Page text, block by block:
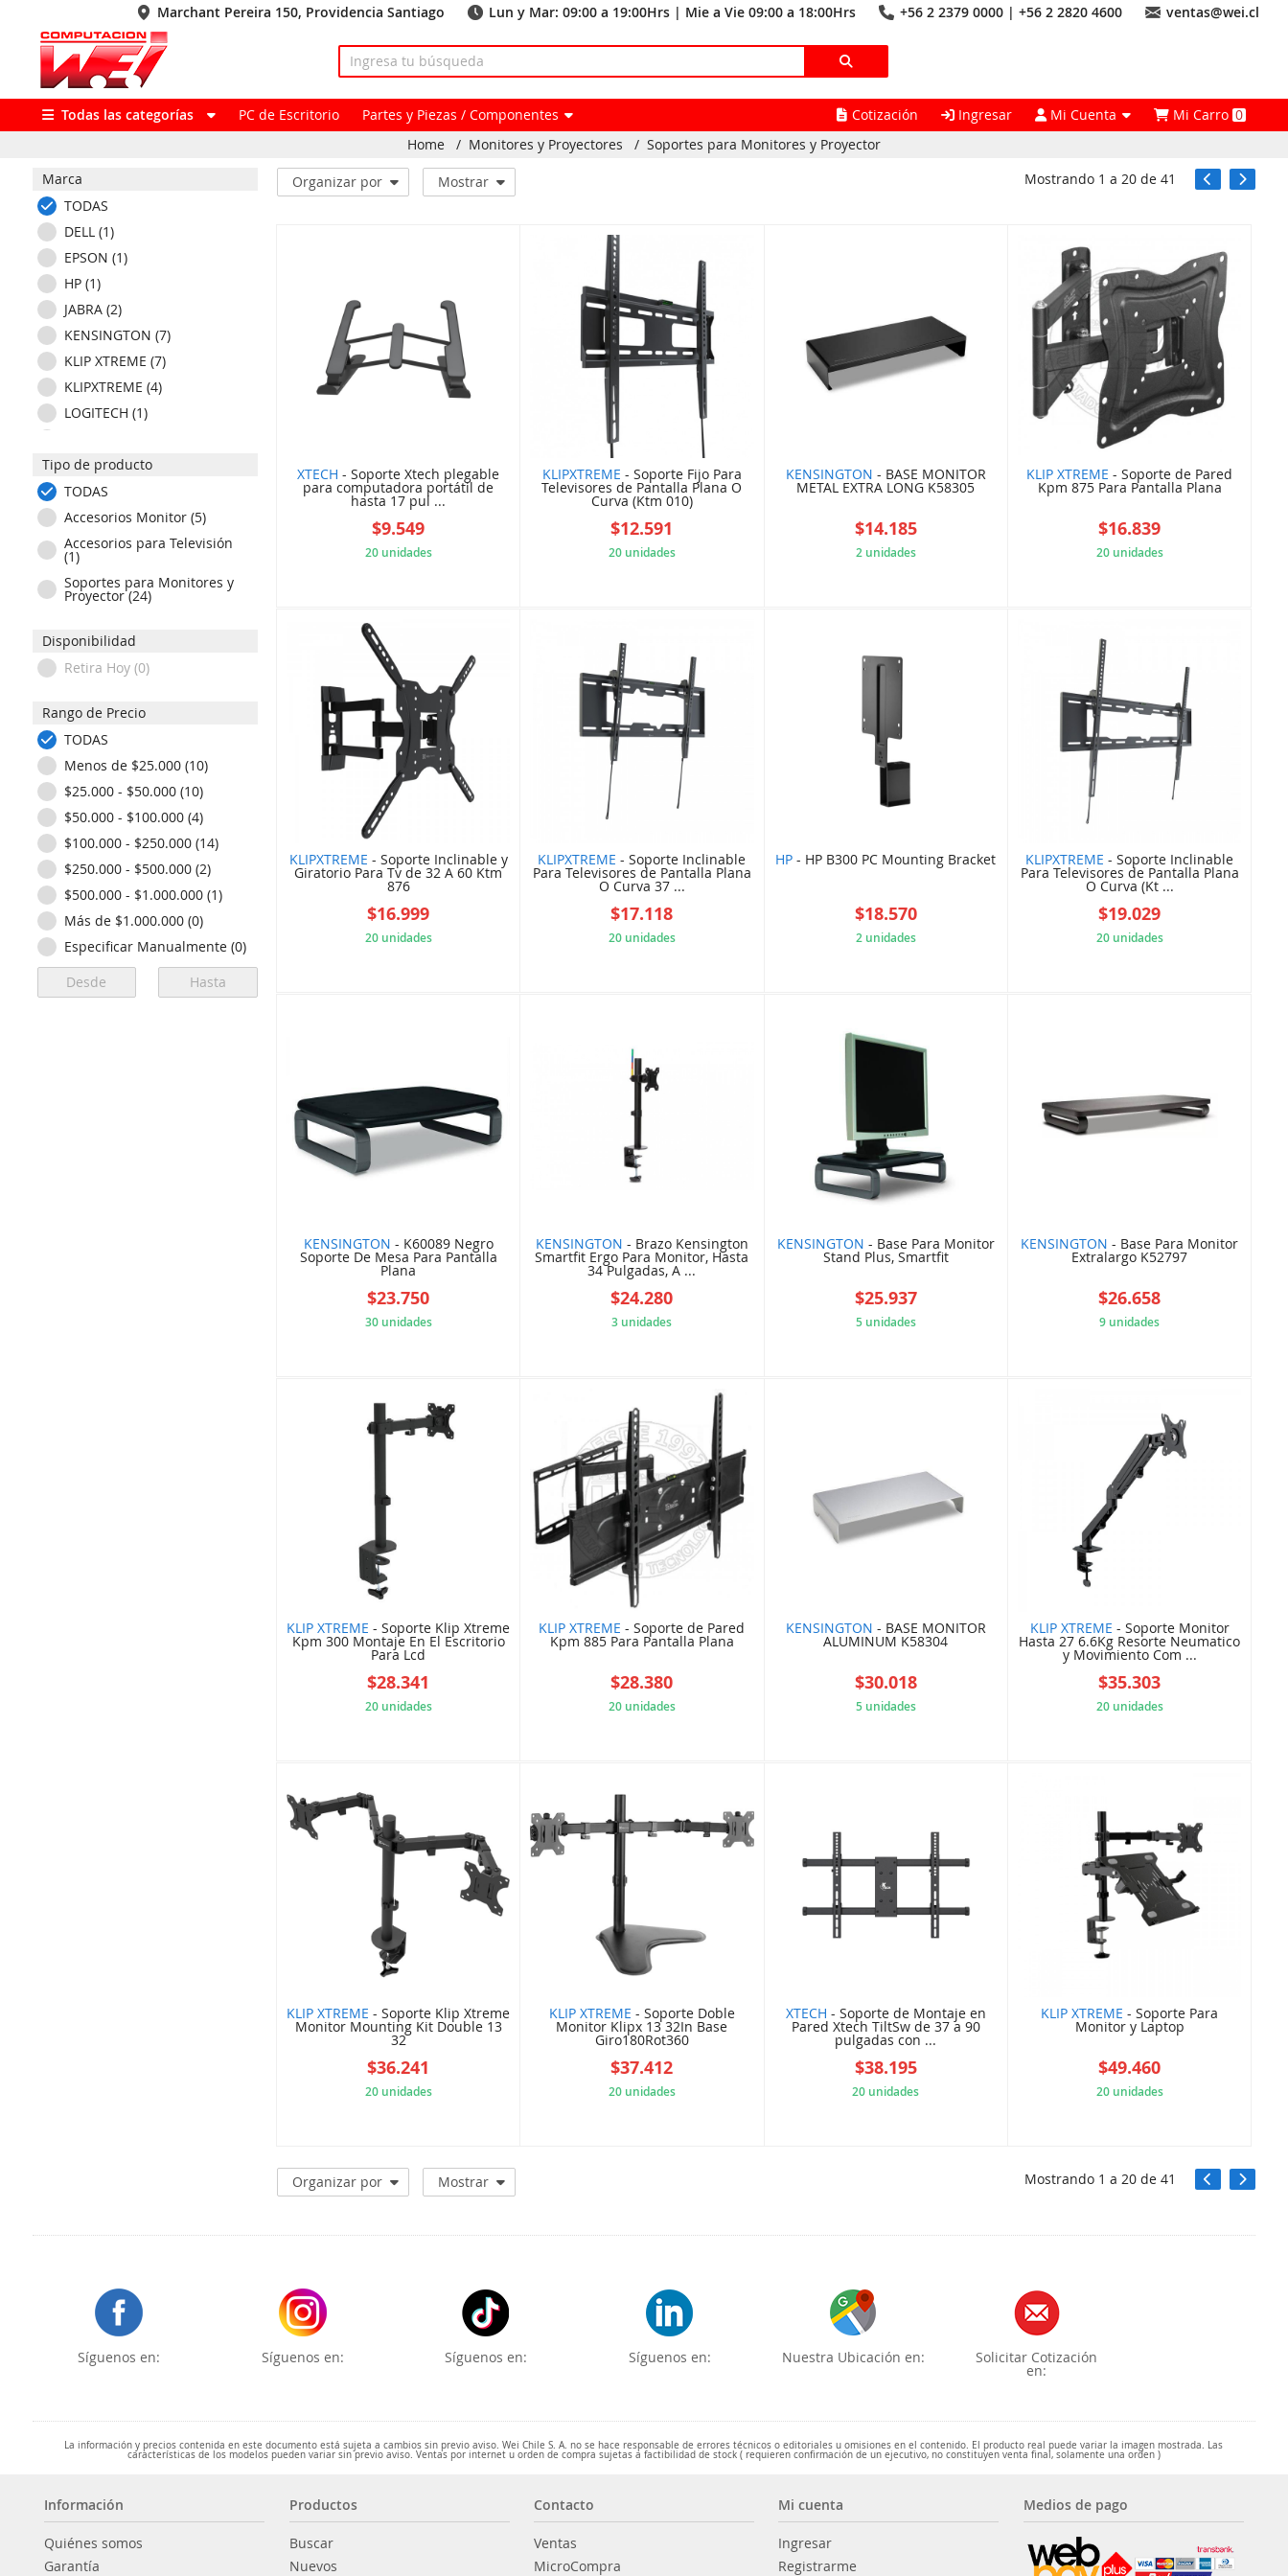
Marchant Pereira 150, Providencia Santiago Lun y Mar: 09:00 a 19:00Hrs | Mie a Vie 09:00 a 18:00Hrs +56 2 2379 0000 | +56 2 2820 4600 ventas@wei.cl
Todas las categorías PC de Escritorio Partes y Piezas / Componentes Cotización Ingresar Mi Cuenta Mi Carro0
Home
/ Monitores y Proyectores / Soportes para Monitores y Proyector
Marca
TODAS
DELL (1)
EPSON (1)
HP (1)
JABRA (2)
KENSINGTON (7)
KLIP XTREME (7)
KLIPXTREME (4)
LOGITECH (1)
STARTECH (4)
XTECH (2)
Tipo de producto
TODAS
Accesorios Monitor (5)
Accesorios para Televisión
(1)
Soportes para Monitores y
Proyector (24)
Disponibilidad
Retira Hoy (0)
Rango de Precio
TODAS
Menos de $25.000 (10)
$25.000 - $50.000 (10)
$50.000 - $100.000 (4)
$100.000 - $250.000 (14)
$250.000 - $500.000 (2)
$500.000 - $1.000.000 (1)
Más de $1.000.000 (0)
Especificar Manualmente (0)
Organizar por Mostrar Mostrando 1 a20 de41
XTECH - Soporte Xtech plegable
para computadora portátil de
hasta 17 pul ...
$9.549
20 unidades
KLIPXTREME - Soporte Fijo Para
Televisores de Pantalla Plana O
Curva (Ktm 010)
$12.591
20 unidades
KENSINGTON - BASE MONITOR
METAL EXTRA LONG K58305
$14.185
2 unidades
KLIP XTREME - Soporte de Pared
Kpm 875 Para Pantalla Plana
$16.839
20 unidades
KLIPXTREME - Soporte Inclinable y
Giratorio Para Tv de 32 A 60 Ktm
876
$16.999
20 unidades
KLIPXTREME - Soporte Inclinable
Para Televisores de Pantalla Plana
O Curva 37 ...
$17.118
20 unidades
HP - HP B300 PC Mounting Bracket
$18.570
2 unidades
KLIPXTREME - Soporte Inclinable
Para Televisores de Pantalla Plana
O Curva (Kt ...
$19.029
20 unidades
KENSINGTON - K60089 Negro
Soporte De Mesa Para Pantalla
Plana
$23.750
30 unidades
KENSINGTON - Brazo Kensington
Smartfit Ergo Para Monitor, Hasta
34 Pulgadas, A ...
$24.280
3 unidades
KENSINGTON - Base Para Monitor
Stand Plus, Smartfit
$25.937
5 unidades
KENSINGTON - Base Para Monitor
Extralargo K52797
$26.658
9 unidades
KLIP XTREME - Soporte Klip Xtreme
Kpm 300 Montaje En El Escritorio
Para Lcd
$28.341
20 unidades
KLIP XTREME - Soporte de Pared
Kpm 885 Para Pantalla Plana
$28.380
20 unidades
KENSINGTON - BASE MONITOR
ALUMINUM K58304
$30.018
5 unidades
KLIP XTREME - Soporte Monitor
Hasta 27 6.6Kg Resorte Neumatico
y Movimiento Com ...
$35.303
20 unidades
KLIP XTREME - Soporte Klip Xtreme
Monitor Mounting Kit Double 13
32
$36.241
20 unidades
KLIP XTREME - Soporte Doble
Monitor Klipx 13 32In Base
Giro180Rot360
$37.412
20 unidades
XTECH - Soporte de Montaje en
Pared Xtech TiltSw de 37 a 90
pulgadas con ...
$38.195
20 unidades
KLIP XTREME - Soporte Para
Monitor y Laptop
$49.460
20 unidades
Organizar por Mostrar Mostrando 1 a 20 de41
Síguenos en: Síguenos en: Síguenos en: Síguenos en: Nuestra Ubicación en: Solicitar Cotización
en:
La información y precios contenida en este documento está sujeta a cambios sin previo aviso. Wei Chile S. A. no se hace responsable de errores técnicos o editoriales u omisiones en el contenido. El producto real puede variar la imagen mostrada. Las
características de los modelos pueden variar sin previo aviso. Ventas por internet u orden de compra sujetas a factibilidad de stock ( requieren confirmación de un ejecutivo, no constituyen venta final, solamente una orden )
Información
Quiénes somos
Garantía
Productos
Buscar
Nuevos
Contacto
Ventas
MicroCompra
Mi cuenta
Ingresar
Registrarme
Medios de pago